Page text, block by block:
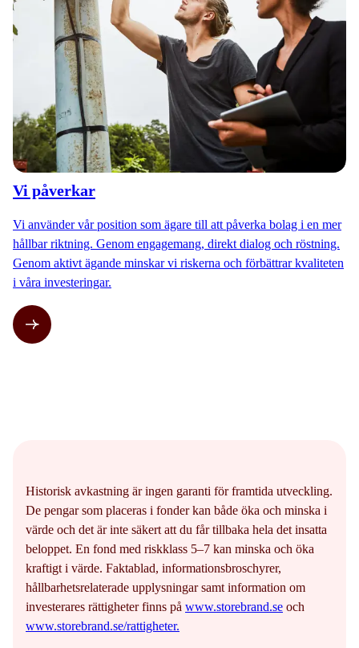
Vi påverkar
Vi använder vår position som ägare till att påverka bolag i en mer
hållbar riktning. Genom engagemang, direkt dialog och röstning.
Genom aktivt ägande minskar vi riskerna och förbättrar kvaliteten
i våra investeringar.
Historisk avkastning är ingen garanti för framtida utveckling.
De pengar som placeras i fonder kan både öka och minska i
värde och det är inte säkert att du får tillbaka hela det insatta
beloppet. En fond med riskklass 5–7 kan minska och öka
kraftigt i värde. Faktablad, informationsbroschyrer,
hållbarhetsrelaterade upplysningar samt information om
investerares rättigheter finns på www.storebrand.se och
www.storebrand.se/rattigheter.